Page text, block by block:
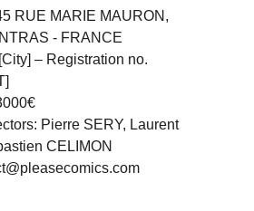
RUE MARIE MAURON,
- FRANCE
– Registration no.
Pierre SERY, Laurent
CELIMON